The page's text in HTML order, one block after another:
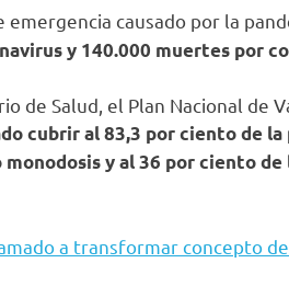
emergencia causado por la
y 140.000 muertes por
de Salud, el Plan Nacional de
cubrir al 83,3 por ciento de la
y al 36 por ciento de
a transformar concepto